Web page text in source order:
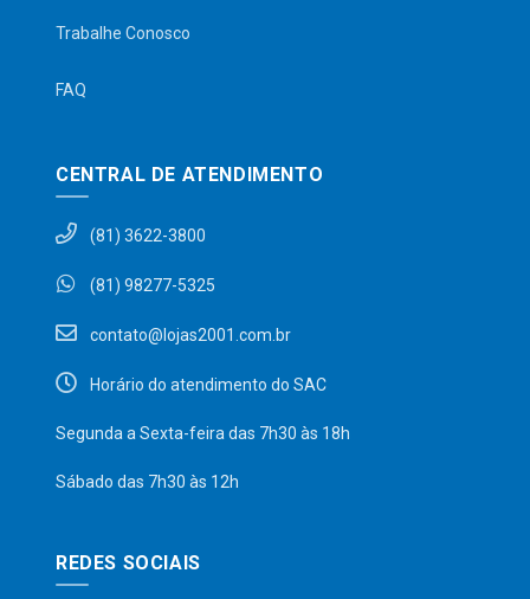
Trabalhe Conosco
FAQ
CENTRAL DE ATENDIMENTO
(81) 3622-3800
(81) 98277-5325
contato@lojas2001.com.br
Horário do atendimento do SAC
Segunda a Sexta-feira das 7h30 às 18h
Sábado das 7h30 às 12h
REDES SOCIAIS